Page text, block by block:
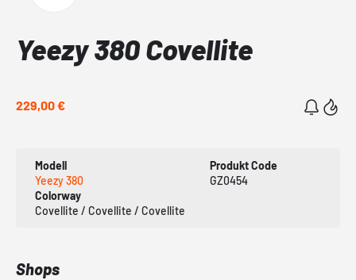
Yeezy 380 Covellite
229,00 €
Modell
Yeezy 380
Produkt Code
GZ0454
Colorway
Covellite / Covellite / Covellite
Shops